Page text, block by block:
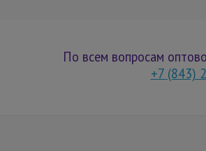
По всем вопросам
+7 (843)